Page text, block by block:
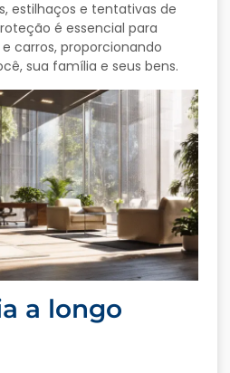
estilhaços e tentativas de
é essencial para
carros, proporcionando
sua família e seus bens.
a longo